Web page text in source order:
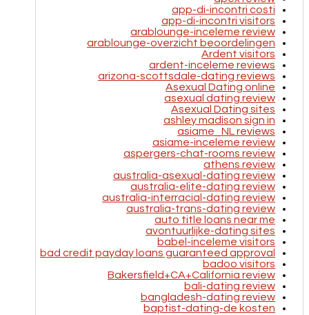
app-di-incontri costi
app-di-incontri visitors
arablounge-inceleme review
arablounge-overzicht beoordelingen
Ardent visitors
ardent-inceleme reviews
arizona-scottsdale-dating reviews
Asexual Dating online
asexual dating review
Asexual Dating sites
ashley madison sign in
asiame_NL reviews
asiame-inceleme review
aspergers-chat-rooms review
athens review
australia-asexual-dating review
australia-elite-dating review
australia-interracial-dating review
australia-trans-dating review
auto title loans near me
avontuurlijke-dating sites
babel-inceleme visitors
bad credit payday loans guaranteed approval
badoo visitors
Bakersfield+CA+California review
bali-dating review
bangladesh-dating review
baptist-dating-de kosten